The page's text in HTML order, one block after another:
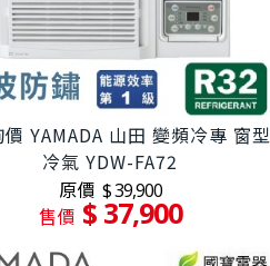
YAMADA 山田 變頻冷專 窗型
冷氣 YDW-FA72
原價 $ 39,900
售價 $ 37,900